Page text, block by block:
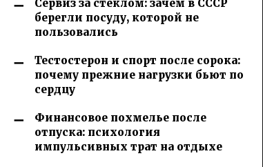
Сервиз за стеклом: зачем в СССР
берегли посуду, которой не
пользовались
Тестостерон и спорт после сорока:
почему прежние нагрузки бьют по
сердцу
Финансовое похмелье после
отпуска: психология
импульсивных трат на отдыхе